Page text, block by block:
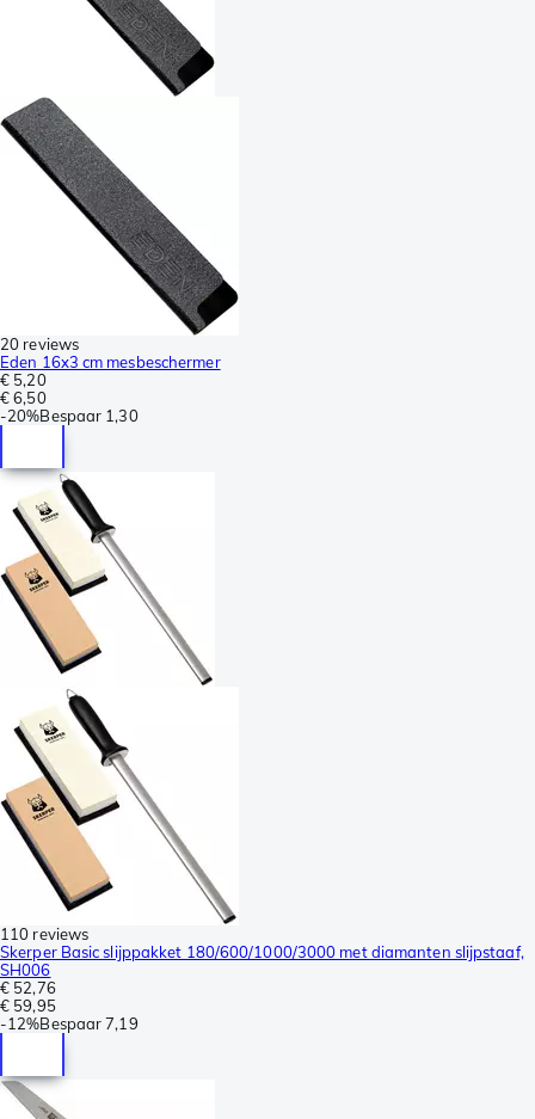
20 reviews
Eden 16x3 cm mesbeschermer
€ 5,20
€ 6,50
-20%Bespaar 1,30
110 reviews
Skerper Basic slijppakket 180/600/1000/3000 met diamanten slijpstaaf,
SH006
€ 52,76
€ 59,95
-12%Bespaar 7,19